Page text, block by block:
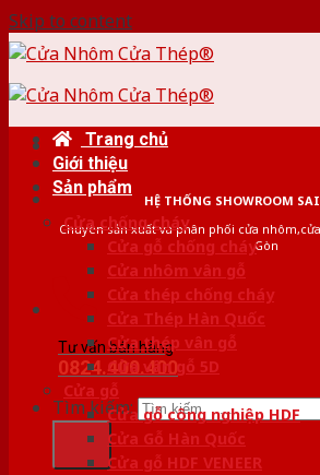
Skip to content
HỆ THỐNG SHOWROOM
Chuyên sản xuất và phân phối cửa
Gòn
Tư vấn bán hàng
0824.400.400
Tìm kiếm:
Trang chủ
Giới thiệu
Sản phẩm
Cửa chống cháy
Cửa gỗ chống cháy
Cửa nhôm vân gỗ
Cửa thép chống cháy
Cửa Thép Hàn Quốc
Cửa thép vân gỗ
Cửa vân gỗ 5D
Cửa gỗ
Cửa gỗ công nghiệp HDF
Cửa Gỗ Hàn Quốc
Cửa gỗ HDF VENEER